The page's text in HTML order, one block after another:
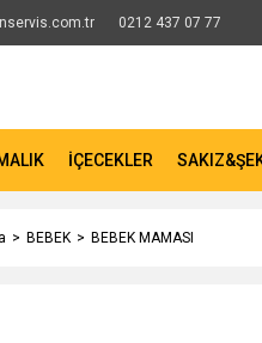
0212 437 07 77
İÇECEKLER
BEBEK BEBEK MAMASI